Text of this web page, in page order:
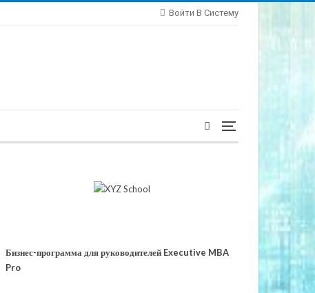
Войти В Систему
Бизнес-программа для руководителей Executive MBA
Pro